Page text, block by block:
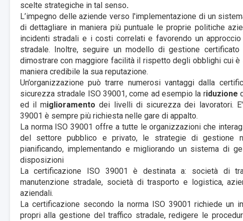
scelte strategiche in tal senso.
L’impegno delle aziende verso l'implementazione di un
di dettagliare in maniera più puntuale le proprie politiche
incidenti stradali e i costi correlati e favorendo un approccio
stradale. Inoltre, seguire un modello di gestione
dimostrare con maggiore facilità il rispetto degli obblighi cui
maniera credibile la sua reputazione.
Un’organizzazione può trarre numerosi vantaggi dalla
sicurezza stradale ISO 39001, come ad esempio la riduzione
ed il miglioramentodei livelli di sicurezza dei lavoratori.
39001 è sempre più richiesta nelle gare di appalto.
La norma ISO 39001 offre a tutte le organizzazioni che
del settore pubblico e privato, le strategie di gestione
pianificando, implementando e migliorando un sistema di
disposizioni
La certificazione ISO 39001 è destinata a: società di
manutenzione stradale, società di trasporto e logistica,
aziendali.
La certificazione secondo la norma ISO 39001 richiede un
propri alla gestione del traffico stradale, redigere le